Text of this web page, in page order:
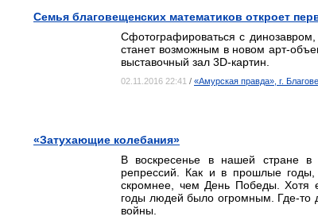
Семья благовещенских математиков откроет
Сфотографироваться с
станет возможным в новом арт-
выставочный зал 3D-картин.
02.11.2016 22:41 / «Амурская правда», г.
«Затухающие колебания»
В воскресенье в нашей стране в
репрессий. Как и в прошлые
скромнее, чем День Победы. Хотя
годы людей было огромным. Где-то
войны.